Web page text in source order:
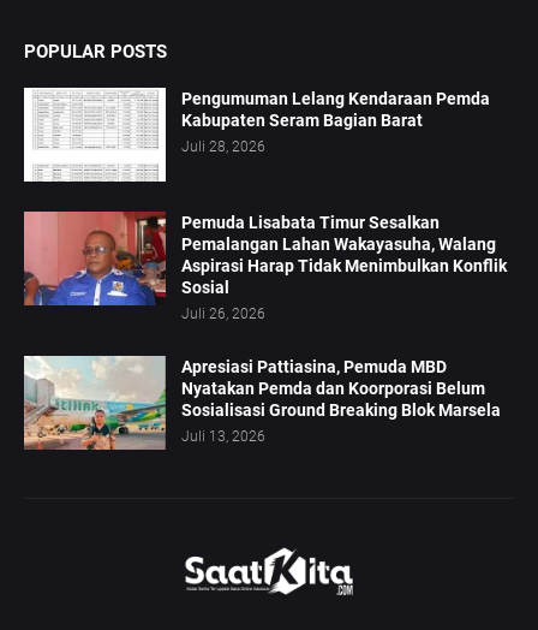
POPULAR POSTS
Pengumuman Lelang Kendaraan Pemda
Kabupaten Seram Bagian Barat
Juli 28, 2026
Pemuda Lisabata Timur Sesalkan
Pemalangan Lahan Wakayasuha, Walang
Aspirasi Harap Tidak Menimbulkan Konflik
Sosial
Juli 26, 2026
Apresiasi Pattiasina, Pemuda MBD
Nyatakan Pemda dan Koorporasi Belum
Sosialisasi Ground Breaking Blok Marsela
Juli 13, 2026